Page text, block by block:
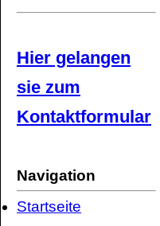
Hier gelangen
sie zum
Kontaktformular
Navigation
Startseite